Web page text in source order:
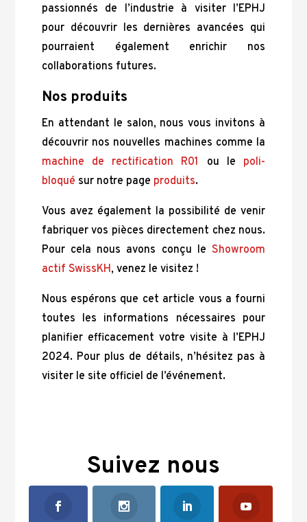
passionnés de l’industrie à visiter l’EPHJ
pour découvrir les dernières avancées qui
pourraient également enrichir nos
collaborations futures.
Nos produits
En attendant le salon, nous vous invitons à
découvrir nos nouvelles machines comme la
machine de rectification R01
ou le poli-
bloqué sur notre page produits.
Vous avez également la possibilité de venir
fabriquer vos pièces directement chez nous.
Pour cela nous avons conçu leShowroom
actif SwissKH, venez le visitez !
Nous espérons que cet article vous a fourni
toutes les informations nécessaires pour
planifier efficacement votre visite à l’EPHJ
2024. Pour plus de détails, n’hésitez pas à
visiter le site officiel de l’événement.
Suivez nous